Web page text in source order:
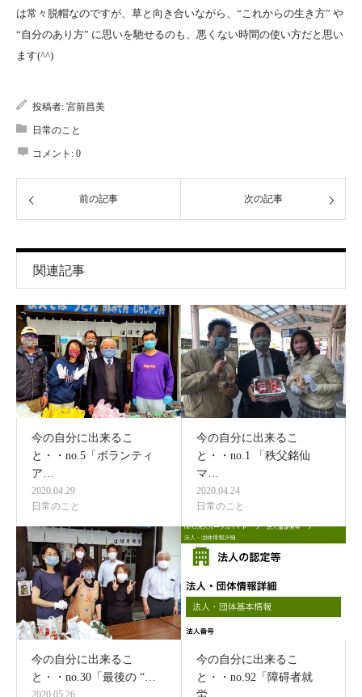
は常々脱帽なのですが、草と向き合いながら、“これからの生き方” や
“自分のあり方” に思いを馳せるのも、悪くない時間の使い方だと思い
ます(^^)
投稿者: 宮前昌美
日常のこと
コメント: 0
前の記事 次の記事
関連記事
今の自分に出来るこ
と・・no.5「ボランティ
ア…
2020.04.29
日常のこと
今の自分に出来るこ
と・・no.1 「秩父銘仙
マ…
2020.04.24
日常のこと
今の自分に出来るこ
と・・no.30「最後の “…
2020.05.26
今の自分に出来るこ
と・・no.92「障碍者就